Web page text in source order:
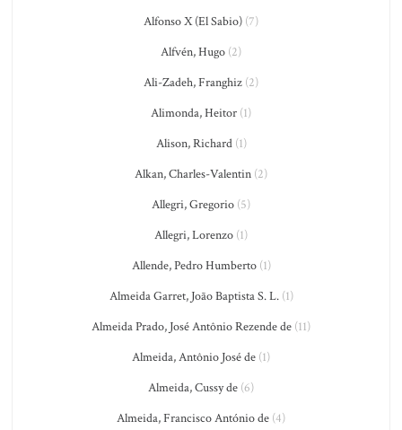
Alfonso X (El Sabio) (7)
Alfvén, Hugo (2)
Ali-Zadeh, Franghiz (2)
Alimonda, Heitor (1)
Alison, Richard(1)
Alkan, Charles-Valentin (2)
Allegri, Gregorio (5)
Allegri, Lorenzo (1)
Allende, Pedro Humberto(1)
Almeida Garret, João Baptista S. L.(1)
Almeida Prado, José Antônio Rezende de (11)
Almeida, Antônio José de (1)
Almeida, Cussy de (6)
Almeida, Francisco António de (4)